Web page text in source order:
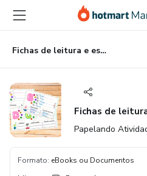
para
conteúdo
principal
para
pagamento
para
rodapé
Fichas de leitura e escrita silábica
Fichas de
Papelando
Formato: eBooks ou Documentos